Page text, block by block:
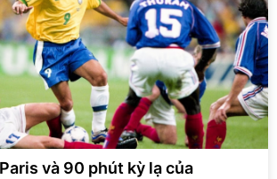
và 90 phút kỳ lạ của